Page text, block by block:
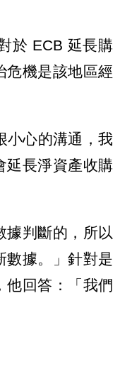
於 ECB 延長購
危機是該地區經
小心的溝通，我
延長淨資產收購
據判斷的，所以
數據。」針對是
他回答：「我們